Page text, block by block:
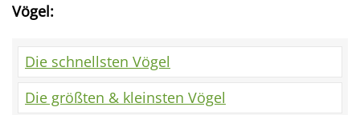
Vögel:
Die schnellsten Vögel
Die größten & kleinsten Vögel